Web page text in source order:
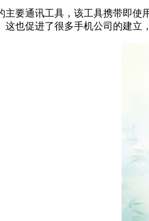
通讯工具，该工具携带即使
这也促进了很多手机公司的建立